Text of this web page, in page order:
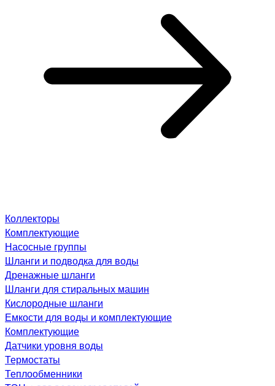
Коллекторы
Комплектующие
Насосные группы
Шланги и подводка для воды
Дренажные шланги
Шланги для стиральных машин
Кислородные шланги
Емкости для воды и комплектующие
Комплектующие
Датчики уровня воды
Термостаты
Теплообменники